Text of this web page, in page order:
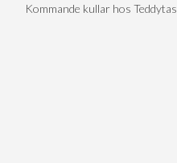
Kommande kullar hos